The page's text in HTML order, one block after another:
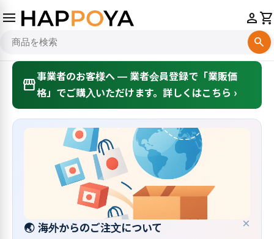
menu
search
personshopping_cart
storefront事業者のお客様へ — 業者会員登録で「業販価
格」でご購入いただけます。詳しくはこちら ›
×
🌏 海外からのご注文について